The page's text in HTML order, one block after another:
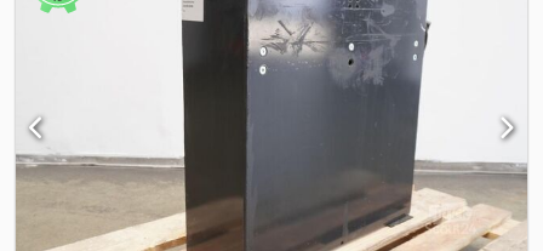
Kabel und Stecker REMA 160A, Trogfarbe RAL 7021 schwarzgrau.
Dkjdpfjxuuq Rex Aidor